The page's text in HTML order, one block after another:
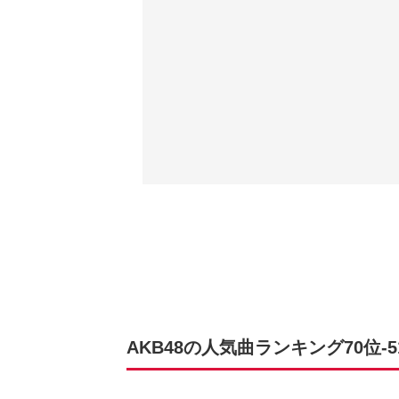
AKB48の人気曲ランキング70位